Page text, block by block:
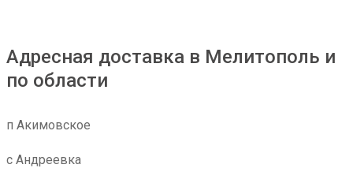
Адресная доставка в Мелитополь и
по области
п Акимовское
с Андреевка